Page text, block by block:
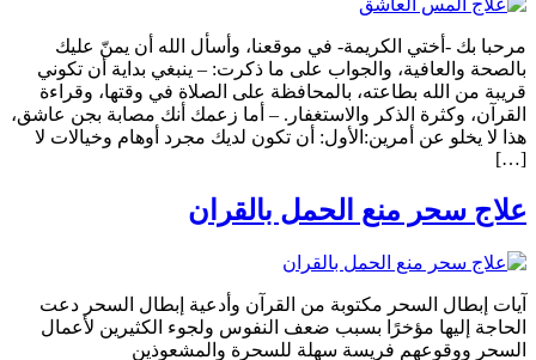
مرحبا بك -أختي الكريمة- في موقعنا، وأسأل الله أن يمنّ عليك
بالصحة والعافية، والجواب على ما ذكرت: – ينبغي بداية أن تكوني
قريبة من الله بطاعته، بالمحافظة على الصلاة في وقتها، وقراءة
القرآن، وكثرة الذكر والاستغفار. – أما زعمك أنك مصابة بجن عاشق،
هذا لا يخلو عن أمرين:الأول: أن تكون لديك مجرد أوهام وخيالات لا
[…]
علاج سحر منع الحمل بالقران
آيات إبطال السحر مكتوبة من القرآن وأدعية إبطال السحر دعت
الحاجة إليها مؤخرًا بسبب ضعف النفوس ولجوء الكثيرين لأعمال
السحر ووقوعهم فريسة سهلة للسحرة والمشعوذين